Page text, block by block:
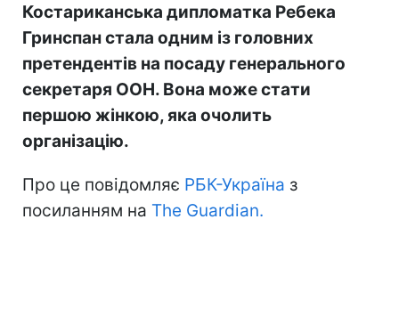
Костариканська дипломатка Ребека
Гринспан стала одним із головних
претендентів на посаду генерального
секретаря ООН. Вона може стати
першою жінкою, яка очолить
організацію.
Про це повідомляє РБК-Україна з
посиланням на The Guardian.